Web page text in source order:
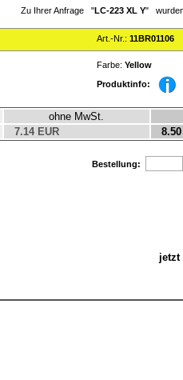
Zu Ihrer Anfrage "LC-223 XL Y" wurden
Art.-Nr.: 11BR01106
Farbe: Yellow
Produktinfo:
ohne MwSt.
7.14 EUR 8.50
Bestellung:
jetzt